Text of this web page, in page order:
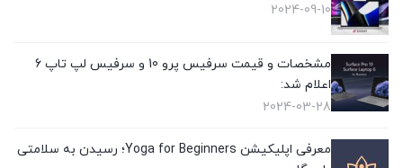
2024-09-10
مشخصات و قیمت سرفیس پرو 10 و سرفیس لپ تاپ 6
اعلام شد:
2024-03-28
معرفی اپلیکیشن Yoga for Beginners؛ رسیدن به سلامتی